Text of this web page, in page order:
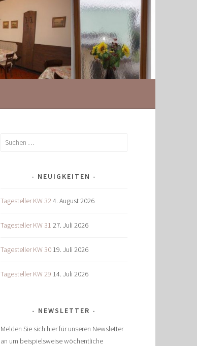
Suchen
NEUIGKEITEN
Tagesteller KW 324. August 2026
Tagesteller KW 31 27. Juli 2026
Tagesteller KW 30 19. Juli 2026
Tagesteller KW 29 14. Juli 2026
NEWSLETTER
Melden Sie sich hier für unseren Newsletter
an um beispielsweise wöchentliche